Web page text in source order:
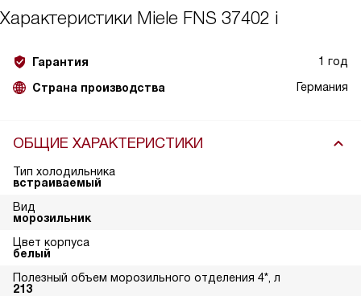
Характеристики Miele FNS 37402 i
Гарантия 1 год
Страна производства Германия
ОБЩИЕ ХАРАКТЕРИСТИКИ
Тип холодильника
встраиваемый
Вид
морозильник
Цвет корпуса
белый
Полезный объем морозильного отделения 4*, л
213